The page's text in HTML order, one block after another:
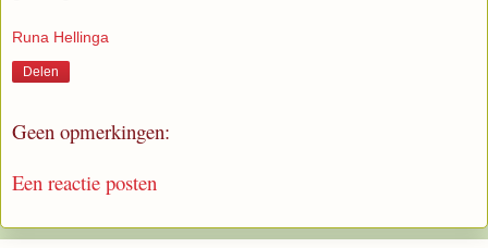
Runa Hellinga
Delen
Geen opmerkingen:
Een reactie posten